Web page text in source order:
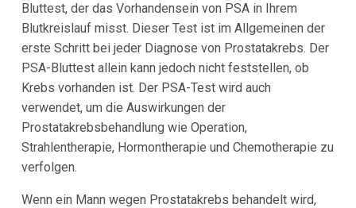
Bluttest, der das Vorhandensein von PSA in Ihrem
Blutkreislauf misst. Dieser Test ist im Allgemeinen der
erste Schritt bei jeder Diagnose von Prostatakrebs. Der
PSA-Bluttest allein kann jedoch nicht feststellen, ob
Krebs vorhanden ist. Der PSA-Test wird auch
verwendet, um die Auswirkungen der
Prostatakrebsbehandlung wie Operation,
Strahlentherapie, Hormontherapie und Chemotherapie zu
verfolgen.
Wenn ein Mann wegen Prostatakrebs behandelt wird,